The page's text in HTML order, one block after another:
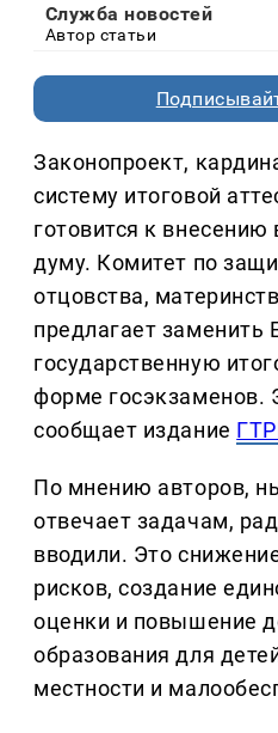
Служба новостей
Автор статьи
Законопроект,
систему итоговой
готовится к внесению
думу. Комитет по
отцовства,
предлагает заменить
государственную
форме госэкзаменов.
сообщает издание
По мнению авторов,
отвечает задачам,
вводили. Это
рисков, создание
оценки и повышение
образования для
местности и